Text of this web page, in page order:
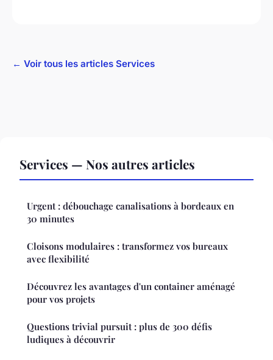
← Voir tous les articles Services
Services — Nos autres articles
Urgent : débouchage canalisations à bordeaux en
30 minutes
Cloisons modulaires : transformez vos bureaux
avec flexibilité
Découvrez les avantages d'un container aménagé
pour vos projets
Questions trivial pursuit : plus de 300 défis
ludiques à découvrir